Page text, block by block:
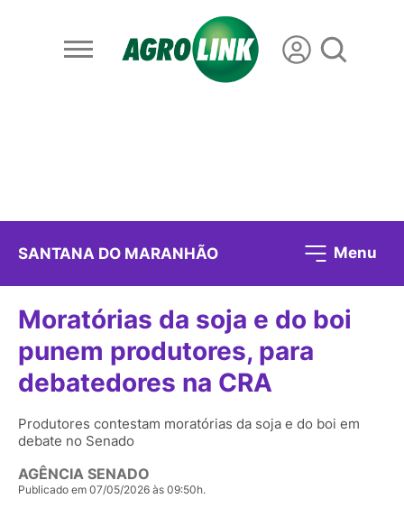
SANTANA DO MARANHÃO Menu
Moratórias da soja e do boi
punem produtores, para
debatedores na CRA
Produtores contestam moratórias da soja e do boi em
debate no Senado
AGÊNCIA SENADO
Publicado em 07/05/2026 às 09:50h.